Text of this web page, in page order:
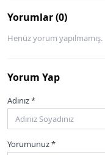
Yorumlar (0)
Henüz yorum yapılmamış.
Yorum Yap
Adınız *
Yorumunuz *